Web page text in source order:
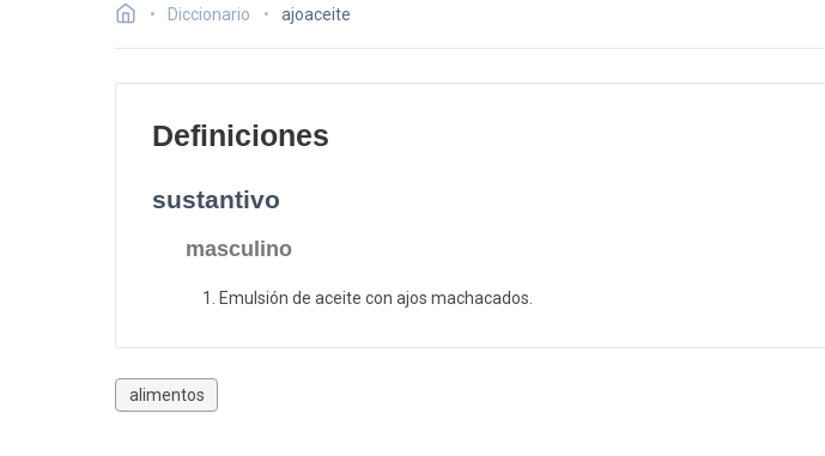
Diccionario ajoaceite
Definiciones
sustantivo
masculino
Emulsión de aceite con ajos machacados.
alimentos